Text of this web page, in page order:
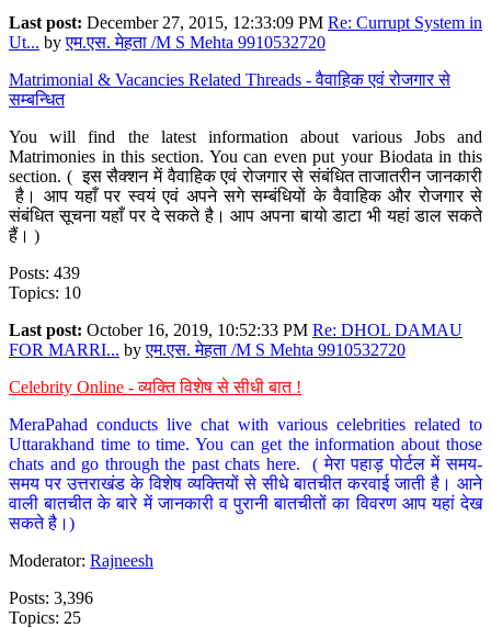
Last post: December 27, 2015, 12:33:09 PM Re: Currupt System in
Ut... byएम.एस. मेहता /M S Mehta 9910532720
Matrimonial & Vacancies Related Threads - वैवाहिक एवं रोजगार से
सम्बन्धित
You will find the latest information about various Jobs and
Matrimonies in this section. You can even put your Biodata in this
section. ( इस सैक्शन में वैवाहिक एवं रोजगार से संबंधित ताजातरीन जानकारी
है। आप यहाँ पर स्वयं एवं अपने सगे सम्बंधियों के वैवाहिक और रोजगार से
संबंधित सूचना यहाँ पर दे सकते है। आप अपना बायो डाटा भी यहां डाल सकते
हैं। )
Posts: 439
Topics: 10
Last post: October 16, 2019, 10:52:33 PM Re: DHOL DAMAU
FOR MARRI... byएम.एस. मेहता /M S Mehta 9910532720
Celebrity Online - व्यक्ति विशेष से सीधी बात !
MeraPahad conducts live chat with various celebrities related to
Uttarakhand time to time. You can get the information about those
chats and go through the past chats here. ( मेरा पहाड़ पोर्टल में समय-
समय पर उत्तराखंड के विशेष व्यक्तियों से सीधे बातचीत करवाई जाती है। आने
वाली बातचीत के बारे में जानकारी व पुरानी बातचीतों का विवरण आप यहां देख
सकते है।)
Moderator: Rajneesh
Posts: 3,396
Topics: 25